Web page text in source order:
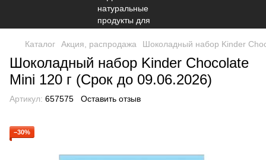
Каталог Акция, распродажа Шоколадный набор Kinder
Шоколадный набор Kinder Chocolate
Mini 120 г (Срок до 09.06.2026)
Артикул: 657575 Оставить отзыв
−30%